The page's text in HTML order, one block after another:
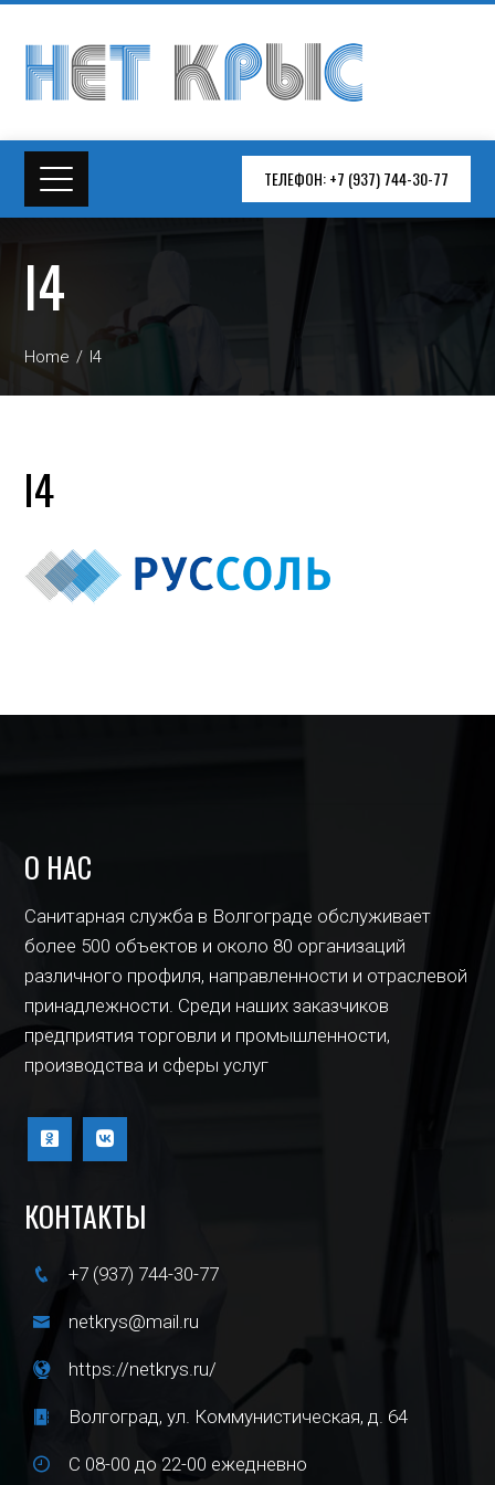
ТЕЛЕФОН: +7 (937) 744-30-77
l4
Home l4
l4
О НАС
Санитарная служба в Волгограде обслуживает
более 500 объектов и около 80 организаций
различного профиля, направленности и отраслевой
принадлежности. Среди наших заказчиков
предприятия торговли и промышленности,
производства и сферы услуг
КОНТАКТЫ
+7 (937) 744-30-77
netkrys@mail.ru
https://netkrys.ru/
Волгоград, ул. Коммунистическая, д. 64
С 08-00 до 22-00 ежедневно